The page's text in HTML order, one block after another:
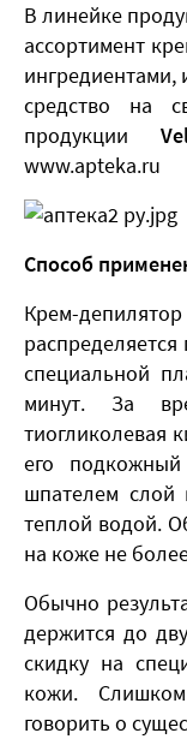
В линейке
ассортимент
ингредиентами,
средство на
продукции
www.apteka.ru
Способ
Крем-
специальной
минут. За
тиогликолевая
его
шпателем слой
теплой водой.
на коже не
Обычно
держится до
скидку на
кожи.
говорить о